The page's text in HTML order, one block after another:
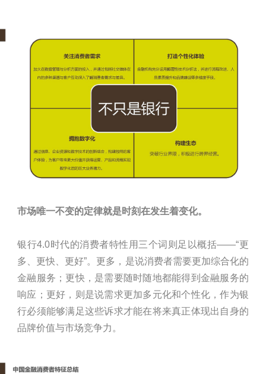
市场唯一不变的定律就是时刻在发生着变化。
银行4.0时代的消费者特性用三个词则足以概括——“更
多、更快、更好”。更多，是说消费者需要更加综合化的
金融服务；更快，是需要随时随地都能得到金融服务的
响应；更好，则是说需求更加多元化和个性化，作为银
行必须能够满足这些诉求才能在将来真正体现出自身的
品牌价值与市场竞争力。